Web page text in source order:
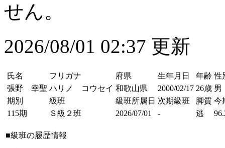
せん。
2026/08/01 02:37 更新
氏名 フリガナ 府県 生年月日 年齢 性
張野 幸聖 ハリノ コウセイ 和歌山県 2000/02/17 26歳 男
期別
級班 級班所属日 次期級班 脚質 今
115期
Ｓ級２班 2026/07/01 - 逃
■級班の履歴情報